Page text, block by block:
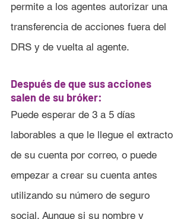
permite a los agentes autorizar una
transferencia de acciones fuera del
DRS y de vuelta al agente.
Después de que sus acciones
salen de su bróker:
Puede esperar de 3 a 5 días
laborables a que le llegue el extracto
de su cuenta por correo, o puede
empezar a crear su cuenta antes
utilizando su número de seguro
social. Aunque si su nombre y